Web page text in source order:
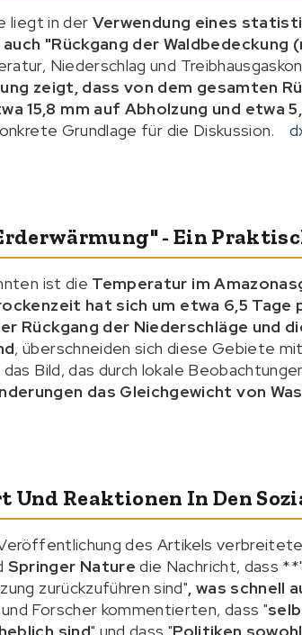
liegt in der Verwendung eines
"Rückgang der
Niederschlag und
zeigt, dass von dem gesamten
15,8 mm auf Abholzung und etwa
Grundlage für die Diskussion.
- Ein
ist die Temperatur im
hat sich um etwa 6,5
Rückgang der Niederschläge und
, überschneiden sich diese Gebiete
Bild, das durch lokale
das Gleichgewicht von
Und Reaktionen In Den
des Artikels
Springer Nature die Nachricht, dass
zurückzuführen sind", was schnell
Forscher kommentierten, dass "